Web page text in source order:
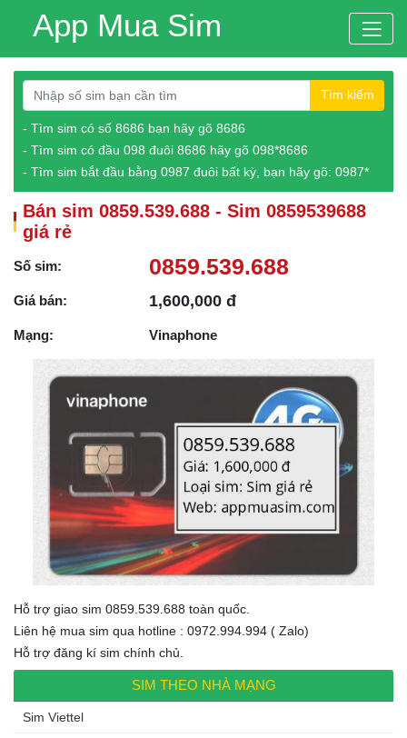
App Mua Sim
Tìm kiếm
- Tìm sim có số 8686 bạn hãy gõ 8686
- Tìm sim có đầu 098 đuôi 8686 hãy gõ 098*8686
- Tìm sim bắt đầu bằng 0987 đuôi bất kỳ, bạn hãy gõ: 0987*
Bán sim 0859.539.688 - Sim 0859539688
giá rẻ
Số sim: 0859.539.688
Giá bán: 1,600,000 đ
Mạng: Vinaphone
Hỗ trợ giao sim 0859.539.688 toàn quốc.
Liên hệ mua sim qua hotline : 0972.994.994 ( Zalo)
Hỗ trợ đăng kí sim chính chủ.
SIM THEO NHÀ MẠNG
Sim Viettel